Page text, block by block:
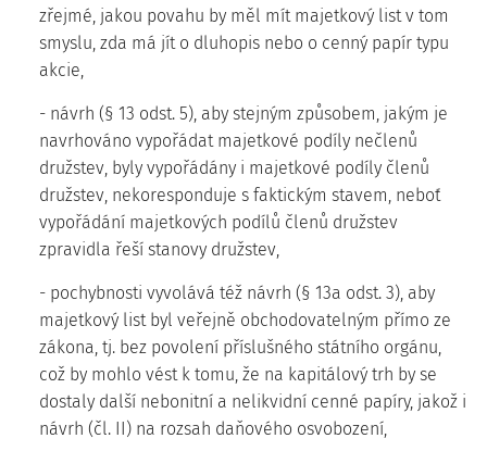
zřejmé, jakou povahu by měl mít majetkový list v tom
smyslu, zda má jít o dluhopis nebo o cenný papír typu
akcie,
- návrh (§ 13 odst. 5), aby stejným způsobem, jakým je
navrhováno vypořádat majetkové podíly nečlenů
družstev, byly vypořádány i majetkové podíly členů
družstev, nekoresponduje s faktickým stavem, neboť
vypořádání majetkových podílů členů družstev
zpravidla řeší stanovy družstev,
- pochybnosti vyvolává též návrh (§ 13a odst. 3), aby
majetkový list byl veřejně obchodovatelným přímo ze
zákona, tj. bez povolení příslušného státního orgánu,
což by mohlo vést k tomu, že na kapitálový trh by se
dostaly další nebonitní a nelikvidní cenné papíry, jakož i
návrh (čl. II) na rozsah daňového osvobození,